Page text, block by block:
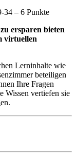
34 – 6 Punkte
ersparen bieten
virtuellen
Lerninhalte wie
beteiligen
Ihre Fragen
Wissen vertiefen sie